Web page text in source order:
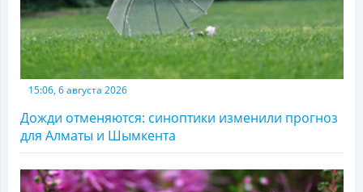
15:06, 6 августа 2026
Дожди отменяются: синоптики изменили прогноз
для Алматы и Шымкента